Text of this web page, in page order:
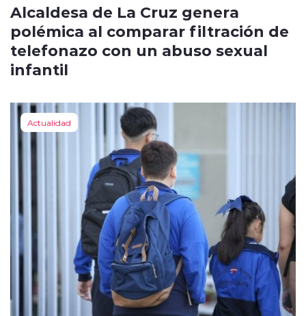
Alcaldesa de La Cruz genera
polémica al comparar filtración de
telefonazo con un abuso sexual
infantil
Actualidad